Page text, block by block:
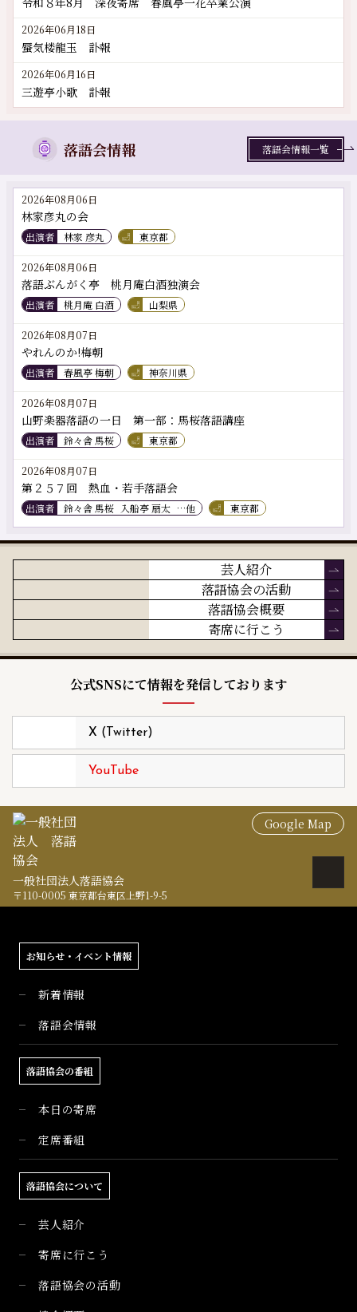
2026年06月18日
蜃気楼龍玉 訃報
2026年06月16日
三遊亭小歌 訃報
落語会情報
2026年08月06日
林家彦丸の会
出演者 林家 彦丸 東京都
2026年08月06日
落語ぶんがく亭 桃月庵白酒独演会
出演者 桃月庵 白酒 山梨県
2026年08月07日
やれんのか!梅朝
出演者 春風亭 梅朝 神奈川県
2026年08月07日
山野楽器落語の一日 第一部：馬桜落語講座
出演者 鈴々舎 馬桜 東京都
2026年08月07日
第２５７回 熱血・若手落語会
出演者 鈴々舎 馬桜 入船亭 扇太 …他 東京都
落語会情報一覧
芸人紹介
落語協会の活動
落語協会概要
寄席に行こう
公式SNSにて情報を発信しております
X (Twitter)
YouTube
Google Map
一般社団法人落語協会
〒110-0005 東京都台東区上野1-9-5
お知らせ・イベント情報
新着情報
落語会情報
落語協会の番組
本日の寄席
定席番組
落語協会について
芸人紹介
寄席に行こう
落語協会の活動